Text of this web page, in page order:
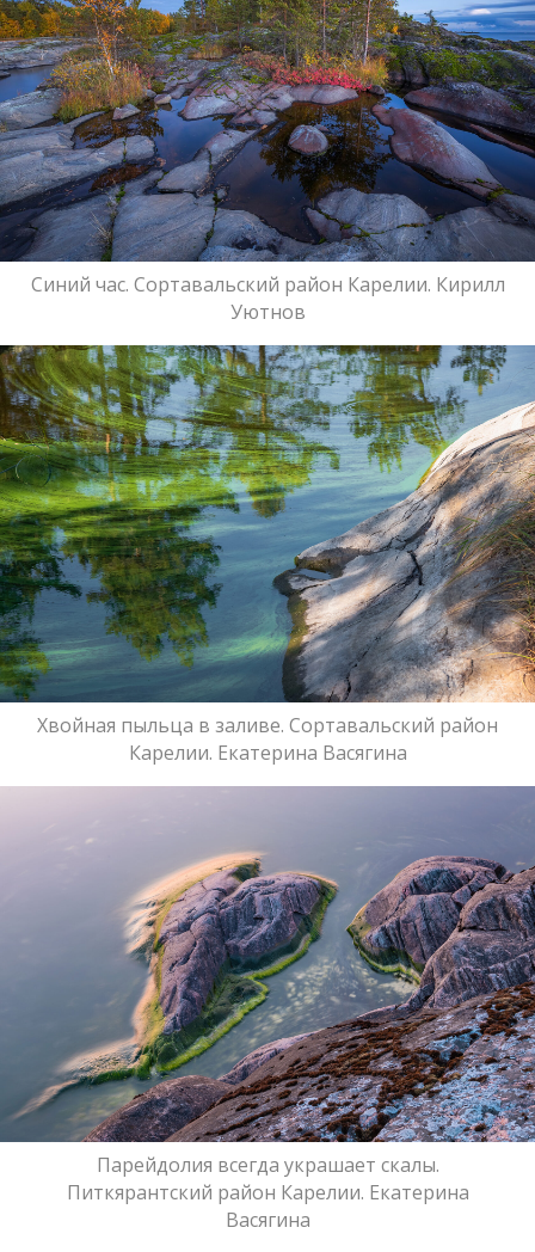
Синий час. Сортавальский район Карелии. Кирилл
Уютнов
Хвойная пыльца в заливе. Сортавальский район
Карелии. Екатерина Васягина
Парейдолия всегда украшает скалы.
Питкярантский район Карелии. Екатерина
Васягина